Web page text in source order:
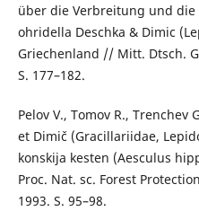
über die Verbreitung und die
ohridella Deschka & Dimic
Griechenland // Mitt. Dtsch.
S. 177–182.
Pelov V., Tomov R.,
et Dimič (Gracillariidae,
konskija kesten (Aesculus
Proc. Nat. sc. Forest
1993. S. 95–98.